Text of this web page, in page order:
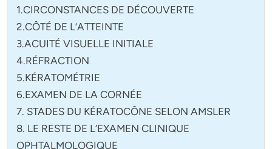
1.CIRCONSTANCES DE DÉCOUVERTE
2.CÔTÉ DE L’ATTEINTE
3.ACUITÉ VISUELLE INITIALE
4.RÉFRACTION
5.KÉRATOMÉTRIE
6.EXAMEN DE LA CORNÉE
7. STADES DU KÉRATOCÔNE SELON AMSLER
8. LE RESTE DE L’EXAMEN CLINIQUE
OPHTALMOLOGIQUE